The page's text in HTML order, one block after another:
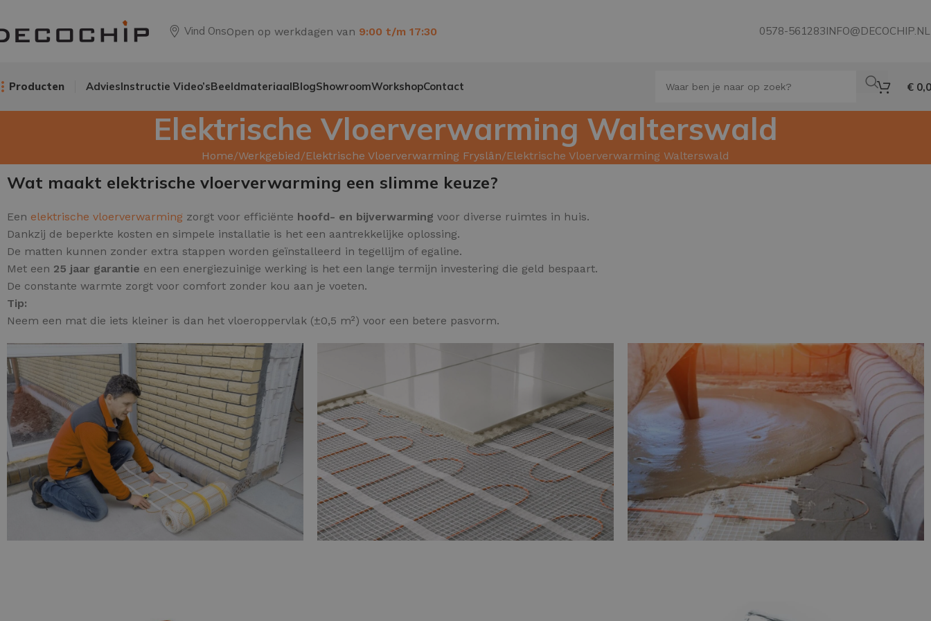
Vind OnsOpen op werkdagen van 9:00 t/m 17:30 0578-561283INFO@DECOCHIP.NL
Producten AdviesInstructie Video’sBeeldmateriaalBlogShowroomWorkshopContact €
Elektrische Vloerverwarming Walterswald
Home Werkgebied Elektrische Vloerverwarming Fryslân Elektrische Vloerverwarming Walterswald
Wat maakt elektrische vloerverwarming een slimme keuze?
Een elektrische vloerverwarming zorgt voor efficiënte hoofd- en bijverwarming voor diverse ruimtes in huis.
Dankzij de beperkte kosten en simpele installatie is het een aantrekkelijke oplossing.
De matten kunnen zonder extra stappen worden geïnstalleerd in tegellijm of egaline.
Met een 25 jaar garantie en een energiezuinige werking is het een lange termijn investering die geld bespaart.
De constante warmte zorgt voor comfort zonder kou aan je voeten.
Tip:
Neem een mat die iets kleiner is dan het vloeroppervlak (±0,5 m²) voor een betere pasvorm.